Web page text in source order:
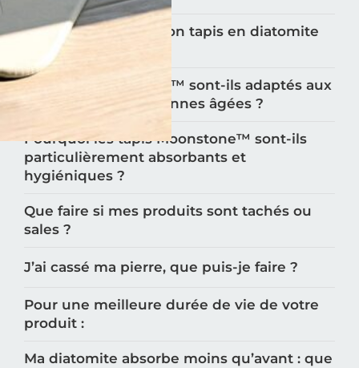
Comment utiliser mon tapis en diatomite
Moonstone™️?
Les tapis Moonstone™️ sont-ils adaptés aux
enfants et aux personnes âgées ?
Pourquoi les tapis Moonstone™️ sont-ils
particulièrement absorbants et
hygiéniques ?
Que faire si mes produits sont tachés ou
sales ?
J’ai cassé ma pierre, que puis-je faire ?
Pour une meilleure durée de vie de votre
produit :
Ma diatomite absorbe moins qu’avant : que